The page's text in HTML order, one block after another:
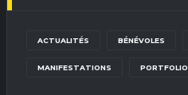
ACTUALITÉS BÉNÉVOLES
MANIFESTATIONS PORTFOLIO